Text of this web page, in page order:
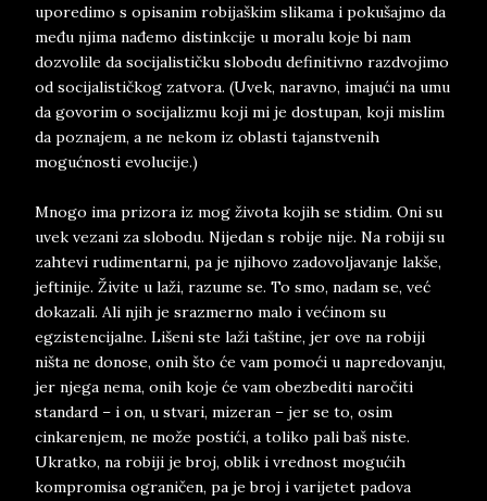
uporedimo s opisanim robijaškim slikama i pokušajmo da
među njima nađemo distinkcije u moralu koje bi nam
dozvolile da socijalističku slobodu definitivno razdvojimo
od socijalističkog zatvora. (Uvek, naravno, imajući na umu
da govorim o socijalizmu koji mi je dostupan, koji mislim
da poznajem, a ne nekom iz oblasti tajanstvenih
mogućnosti evolucije.)
Mnogo ima prizora iz mog života kojih se stidim. Oni su
uvek vezani za slobodu. Nijedan s robije nije. Na robiji su
zahtevi rudimentarni, pa je njihovo zadovoljavanje lakše,
jeftinije. Živite u laži, razume se. To smo, nadam se, već
dokazali. Ali njih je srazmerno malo i većinom su
egzistencijalne. Lišeni ste laži taštine, jer ove na robiji
ništa ne donose, onih što će vam pomoći u napredovanju,
jer njega nema, onih koje će vam obezbediti naročiti
standard – i on, u stvari, mizeran – jer se to, osim
cinkarenjem, ne može postići, a toliko pali baš niste.
Ukratko, na robiji je broj, oblik i vrednost mogućih
kompromisa ograničen, pa je broj i varijetet padova